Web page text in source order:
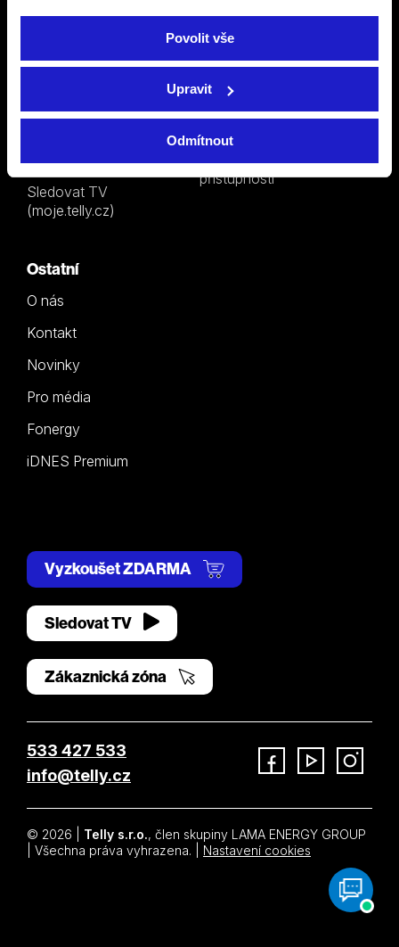
Povolit vše
Upravit
Odmítnout
Internetová televize
Ceník
Sledovat TV
(moje.telly.cz)
Internetová TV
Satelitní TV
údajů
Prohlášení o
přístupnosti
Ostatní
O nás
Kontakt
Novinky
Pro média
Fonergy
iDNES Premium
Vyzkoušet ZDARMA
Sledovat TV
Zákaznická zóna
533 427 533
info@telly.cz
© 2026 | Telly s.r.o., člen skupiny LAMA ENERGY GROUP
| Všechna práva vyhrazena. | Nastavení cookies